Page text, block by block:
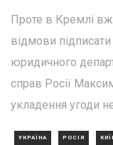
Проте в Кремлі
відмови
юридичного
справ Росії
укладення угоди
УКРАЇНА РОСІЯ